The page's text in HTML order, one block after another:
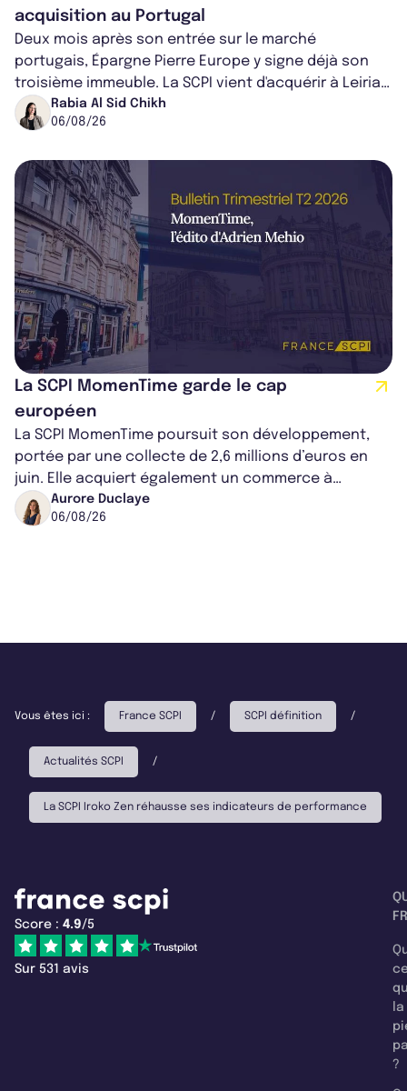
acquisition au Portugal
Deux mois après son entrée sur le marché
portugais, Épargne Pierre Europe y signe déjà son
troisième immeuble. La SCPI vient d'acquérir à Leiria,
dans le centre du pays, un établis...
Rabia Al Sid Chikh
06/08/26
La SCPI MomenTime garde le cap
européen
La SCPI MomenTime poursuit son développement,
portée par une collecte de 2,6 millions d’euros en
juin. Elle acquiert également un commerce à
Worcester, place une plateforme logisti...
Aurore Duclaye
06/08/26
Vous êtes ici : France SCPI / SCPI définition /
Actualités SCPI /
La SCPI Iroko Zen réhausse ses indicateurs de performance
Score : 4.9/5
Sur 531 avis
la
?